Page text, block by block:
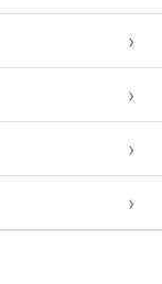
›
›
›
›